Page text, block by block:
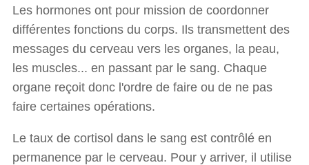
Les hormones ont pour mission de coordonner
différentes fonctions du corps. Ils transmettent des
messages du cerveau vers les organes, la peau,
les muscles... en passant par le sang. Chaque
organe reçoit donc l'ordre de faire ou de ne pas
faire certaines opérations.
Le taux de cortisol dans le sang est contrôlé en
permanence par le cerveau. Pour y arriver, il utilise